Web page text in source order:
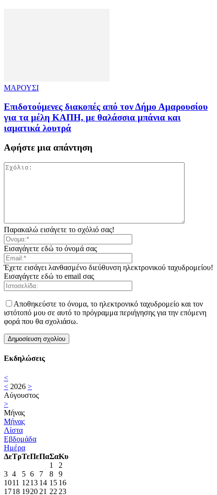
ΜΑΡΟΥΣΙ
Επιδοτούμενες διακοπές από τον Δήμο Αμαρουσίου
για τα μέλη ΚΑΠΗ, με θαλάσσια μπάνια και
ιαματικά λουτρά
Αφήστε μια απάντηση
Παρακαλώ εισάγετε το σχόλιό σας!
Εισαγάγετε εδώ το όνομά σας
Έχετε εισάγει λανθασμένο διεύθυνση ηλεκτρονικού ταχυδρομείου!
Εισαγάγετε εδώ το email σας
Αποθηκεύστε το όνομα, το ηλεκτρονικό ταχυδρομείο και τον
ιστότοπό μου σε αυτό το πρόγραμμα περιήγησης για την επόμενη
φορά που θα σχολιάσω.
Εκδηλώσεις
<
< 2026 >
Αύγουστος
>
Μήνας
Μήνας
Λίστα
Εβδομάδα
Ημέρα
ΔεΤρΤεΠεΠαΣαΚυ
1
2
3 4 5 6 7 8
9
1011 1213 14 15 16
1718 1920 21 22 23